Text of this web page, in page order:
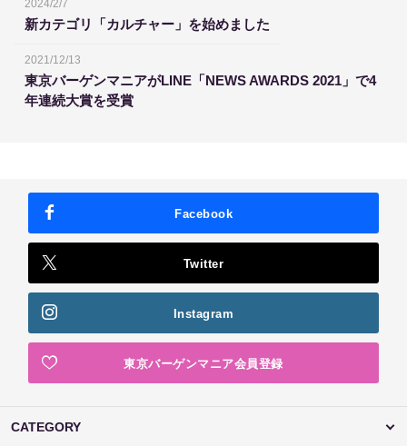
2024/2/7
新カテゴリ「カルチャー」を始めました
2021/12/13
東京バーゲンマニアがLINE「NEWS AWARDS 2021」で4
年連続大賞を受賞
Facebook
Twitter
Instagram
東京バーゲンマニア会員登録
CATEGORY